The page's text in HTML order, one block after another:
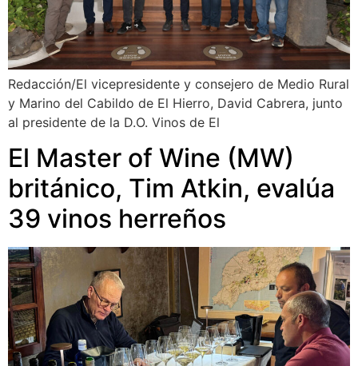
Redacción/El vicepresidente y consejero de Medio Rural
y Marino del Cabildo de El Hierro, David Cabrera, junto
al presidente de la D.O. Vinos de El
El Master of Wine (MW)
británico, Tim Atkin, evalúa
39 vinos herreños